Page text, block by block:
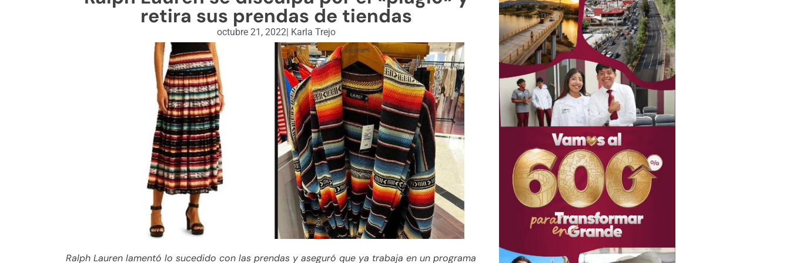
retira sus prendas de tiendas
octubre 21, 2022 Karla Trejo
Ralph Lauren lamentó lo sucedido con las prendas y aseguró que ya trabaja en un programa